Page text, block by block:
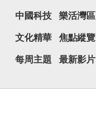
中國科技 樂活灣區
文化精華 焦點縱覽
每周主題 最新影片